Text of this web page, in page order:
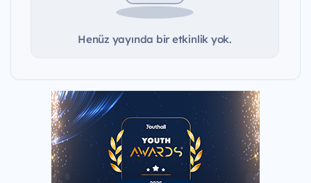
Henüz yayında bir etkinlik yok.